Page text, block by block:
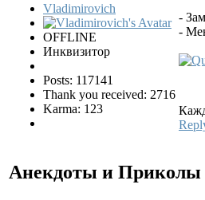
Vladimirovich
OFFLINE
Инквизитор
Posts: 117141
Thank you received: 2716
Karma: 123
-
-
Анекдоты и Приколы